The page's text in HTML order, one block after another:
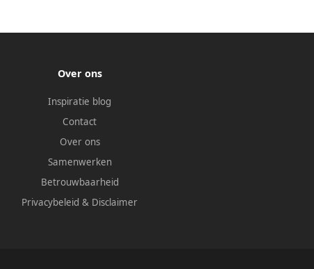
Over ons
Inspiratie blog
Contact
Over ons
Samenwerken
Betrouwbaarheid
Privacybeleid & Disclaimer